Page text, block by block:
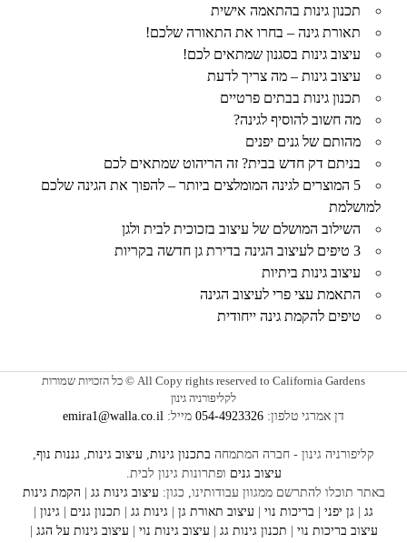
תכנון גינות בהתאמה אישית
תאורת גינה – בחרו את התאורה שלכם!
עיצוב גינות בסגנון שמתאים לכם!
עיצוב גינות – מה צריך לדעת
תכנון גינות בבתים פרטיים
מה חשוב להוסיף לגינה?
מהותם של גנים יפנים
בניתם דק חדש בבית? זה הריהוט שמתאים לכם
5 המוצרים לגינה המומלצים ביותר – להפוך את הגינה שלכם
למושלמת
השילוב המושלם של עיצוב בזכוכית לבית ולגן
3 טיפים לעיצוב הגינה בדירת גן חדשה בקריות
עיצוב גינות ביתיות
התאמת עצי פרי לעיצוב הגינה
טיפים להקמת גינה ייחודית
All Copy rights reserved to California Gardens © כל הזכויות שמורות
לקליפורניה גינון
דן אמרגי טלפון: 054-4923326 מייל: emira1@walla.co.il
קליפורניה גינון - חברה המתמחה בתכנון גינות, עיצוב גינות, גננות נוף,
עיצוב גנים ופתרונות גינון לבית.
באתר תוכלו להתרשם ממגוון עבודותינו, כגון: עיצובגינות גג
הקמת גינות
גג
גן יפני בריכות נוי עיצוב תאורת גן גינות גג תכנון גנים גינון
עיצוב בריכות נוי
תכנון גינותגג עיצוב גינות נוי עיצוב גינות על הגג